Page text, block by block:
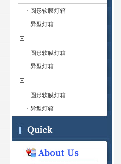
· 圆形软膜灯箱
· 异型灯箱
· 圆形软膜灯箱
· 异型灯箱
· 圆形软膜灯箱
· 异型灯箱